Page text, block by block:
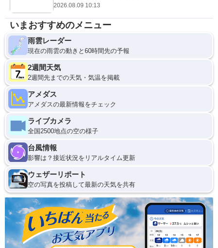
2026.08.09 10:13
いまおすすめのメニュー
雨雲レーダー
現在の雨雲の動きと60時間先の予報
2週間天気
2週間先までの天気・気温を掲載
アメダス
アメダスの最新情報をチェック
ライブカメラ
全国2500地点の空の様子
台風情報
影響は？接近状況をリアルタイム更新
ウェザーリポート
空の写真を投稿して最新の天気を共有